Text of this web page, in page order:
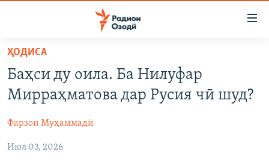
Ҷаҳиш
мояи
аслӣ
Ҷаҳиш
ба
аслӣ
ҶОМЕА
ҚАЗИЯИ "КРОКУС"
ГАПИ ОЗОД
РӮЗГОРИ МУҲОҶИР
САЛОМ, ХОҲАР
ТАҲҚИҚОТ
ҲОДИСА
Баҳси ду оила. Ба Нилуфар
Мирраҳматова дар Русия чӣ шуд?
Фарзон Муҳаммадӣ
Июл 03, 2026